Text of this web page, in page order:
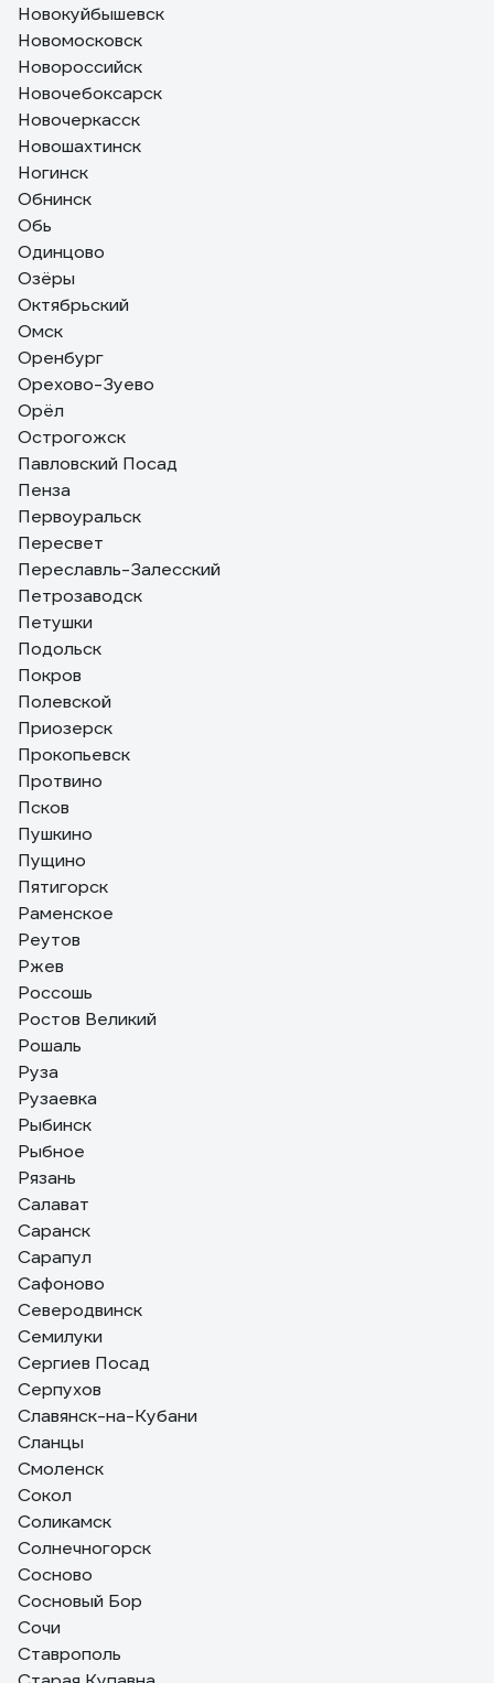
Новокуйбышевск
Новомосковск
Новороссийск
Новочебоксарск
Новочеркасск
Новошахтинск
Ногинск
Обнинск
Обь
Одинцово
Озёры
Октябрьский
Омск
Оренбург
Орехово-Зуево
Орёл
Острогожск
Павловский Посад
Пенза
Первоуральск
Пересвет
Переславль-Залесский
Петрозаводск
Петушки
Подольск
Покров
Полевской
Приозерск
Прокопьевск
Протвино
Псков
Пушкино
Пущино
Пятигорск
Раменское
Реутов
Ржев
Россошь
Ростов Великий
Рошаль
Руза
Рузаевка
Рыбинск
Рыбное
Рязань
Салават
Саранск
Сарапул
Сафоново
Северодвинск
Семилуки
Сергиев Посад
Серпухов
Славянск-на-Кубани
Сланцы
Смоленск
Сокол
Соликамск
Солнечногорск
Сосново
Сосновый Бор
Сочи
Ставрополь